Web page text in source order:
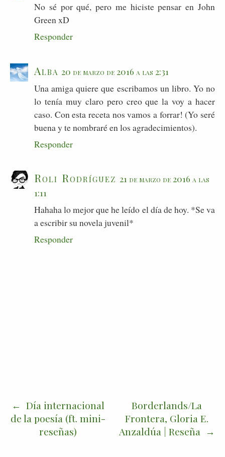
No sé por qué, pero me hiciste pensar en John
Green xD
Responder
Alba 20 de marzo de 2016 a las 2:31
Una amiga quiere que escribamos un libro. Yo no
lo tenía muy claro pero creo que la voy a hacer
caso. Con esta receta nos vamos a forrar! (Yo seré
buena y te nombraré en los agradecimientos).
Responder
Roli Rodríguez 21 de marzo de 2016 a las
1:11
Hahaha lo mejor que he leído el día de hoy. *Se va
a escribir su novela juvenil*
Responder
Día internacional
de la poesía (ft. mini-
reseñas)
Borderlands/La
Frontera, Gloria E.
Anzaldúa | Reseña